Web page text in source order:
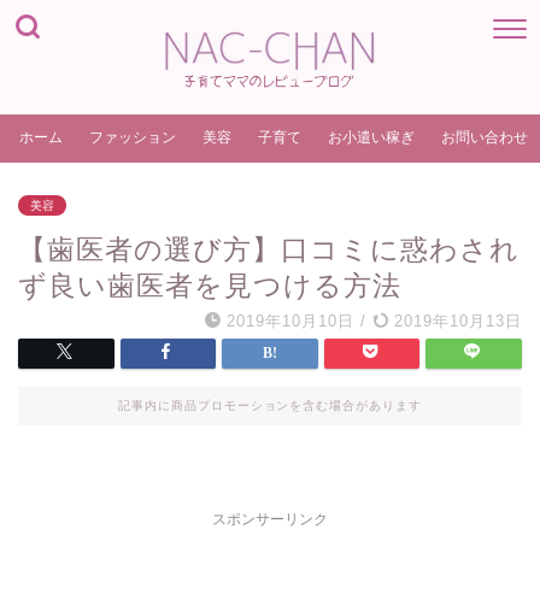
ホーム ファッション 美容 子育て お小遣い稼ぎ お問い合わせ
美容
【歯医者の選び方】口コミに惑わされ
ず良い歯医者を見つける方法
2019年10月10日 / 2019年10月13日
記事内に商品プロモーションを含む場合があります
スポンサーリンク